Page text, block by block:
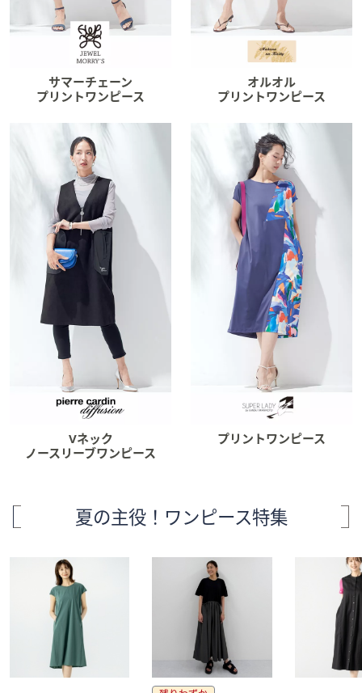
サマーチェーン
プリントワンピース
オルオル
プリントワンピース
Vネック
ノースリーブワンピース
プリントワンピース
夏の主役！ワンピース特集